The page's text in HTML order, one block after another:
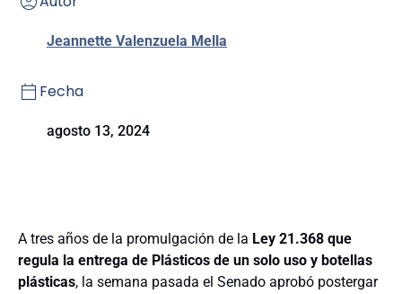
Jeannette Valenzuela Mella
Fecha
agosto 13, 2024
A tres años de la promulgación de la Ley 21.368 que
regula la entrega de Plásticos de un solo uso y botellas
plásticas, la semana pasada el Senado aprobó postergar